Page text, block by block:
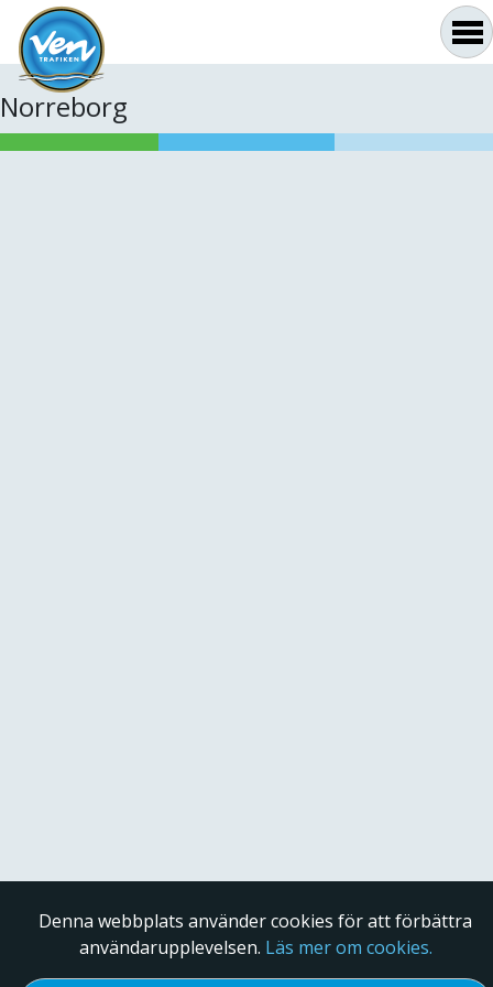
Norreborg
Denna webbplats använder cookies för att förbättra
användarupplevelsen. Läs mer om cookies.